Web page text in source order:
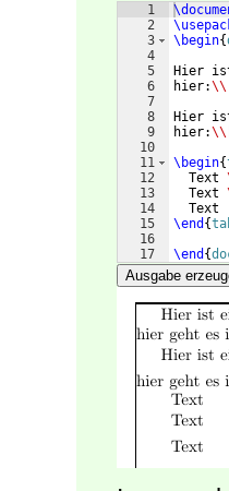
1
2
3
4
5
6
7
8
9
10
11
12
13
14
15
16
17
\begin{
Hier
hier:\\
Hier
hier:\\
\begin{
  Text
  Text
  Text
\end {
\end {
Ausgabe